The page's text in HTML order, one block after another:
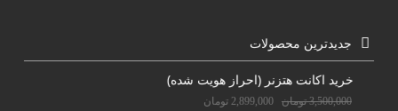
جدیدترین محصولات
خرید اکانت هتزنر (احراز هویت شده)
3,500,000 تومان 2,899,000 تومان